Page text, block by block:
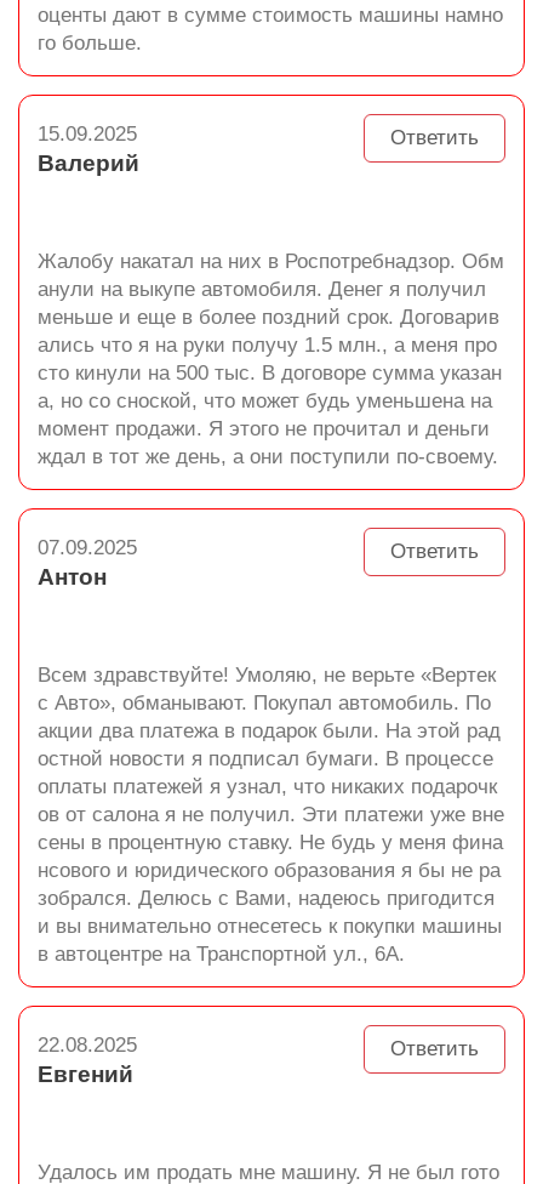
оценты дают в сумме стоимость машины намно
го больше.
Ответить
15.09.2025
Валерий
Жалобу накатал на них в Роспотребнадзор. Обм
анули на выкупе автомобиля. Денег я получил
меньше и еще в более поздний срок. Договарив
ались что я на руки получу 1.5 млн., а меня про
сто кинули на 500 тыс. В договоре сумма указан
а, но со сноской, что может будь уменьшена на
момент продажи. Я этого не прочитал и деньги
ждал в тот же день, а они поступили по-своему.
Ответить
07.09.2025
Антон
Всем здравствуйте! Умоляю, не верьте «Вертек
с Авто», обманывают. Покупал автомобиль. По
акции два платежа в подарок были. На этой рад
остной новости я подписал бумаги. В процессе
оплаты платежей я узнал, что никаких подарочк
ов от салона я не получил. Эти платежи уже вне
сены в процентную ставку. Не будь у меня фина
нсового и юридического образования я бы не ра
зобрался. Делюсь с Вами, надеюсь пригодится
и вы внимательно отнесетесь к покупки машины
в автоцентре на Транспортной ул., 6А.
Ответить
22.08.2025
Евгений
Удалось им продать мне машину. Я не был гото